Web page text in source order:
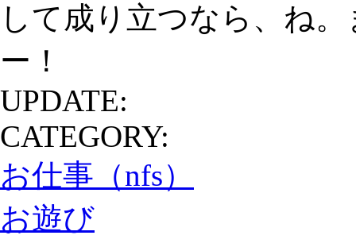
して成り立つなら、ね
ー！
UPDATE:
CATEGORY:
お仕事（nfs）
お遊び